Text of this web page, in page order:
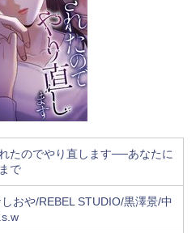
たのでやり直します──あなたに
で
おや/REBEL STUDIO/黒澤景/中